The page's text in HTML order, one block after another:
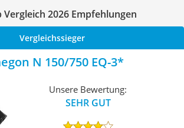
Vergleich 2026 Empfehlungen
Vergleichssieger
N 150/750 EQ-3
Unsere Bewertung:
SEHR GUT